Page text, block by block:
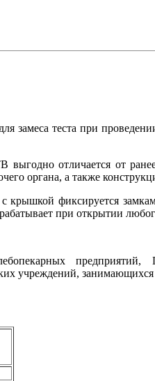
замеса теста при
выгодно отличается от
органа, а также
с крышкой фиксируется
при открытии
предприятий,
учреждений,